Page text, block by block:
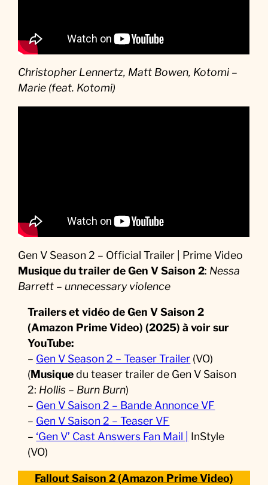
Christopher Lennertz, Matt Bowen, Kotomi –
Marie (feat. Kotomi)
Gen V Season 2 – Official Trailer | Prime Video
Musique du trailer de Gen V Saison 2: Nessa
Barrett – unnecessary violence
Trailers et vidéo de Gen V Saison 2
(Amazon Prime Video) (2025) à voir sur
YouTube:
– Gen V Season 2 – Teaser Trailer (VO)
(Musiquedu teaser trailer de Gen V Saison
2: Hollis – Burn Burn)
– Gen V Saison 2 – Bande Annonce VF
– Gen V Saison 2 – Teaser VF
– ‘Gen V’ Cast Answers Fan Mail |
InStyle
(VO)
Fallout Saison 2 (Amazon Prime Video)